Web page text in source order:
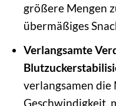
größere Mengen
übermäßiges
Verlangsamte
verlangsamen
Geschwindigkeit,